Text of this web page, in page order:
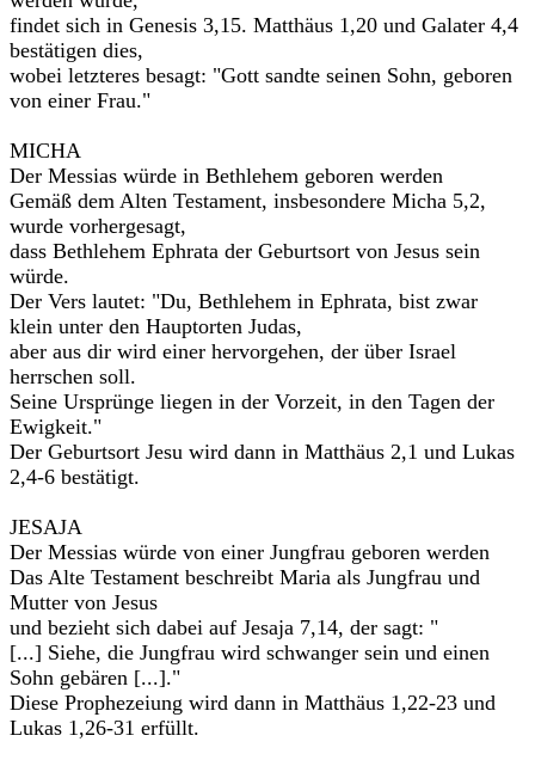
findet sich in Genesis 3,15. Matthäus 1,20 und Galater 4,4
bestätigen dies,
wobei letzteres besagt: "Gott sandte seinen Sohn, geboren
von einer Frau."
MICHA
Der Messias würde in Bethlehem geboren werden
Gemäß dem Alten Testament, insbesondere Micha 5,2,
wurde vorhergesagt,
dass Bethlehem Ephrata der Geburtsort von Jesus sein
würde.
Der Vers lautet: "Du, Bethlehem in Ephrata, bist zwar
klein unter den Hauptorten Judas,
aber aus dir wird einer hervorgehen, der über Israel
herrschen soll.
Seine Ursprünge liegen in der Vorzeit, in den Tagen der
Ewigkeit."
Der Geburtsort Jesu wird dann in Matthäus 2,1 und Lukas
2,4-6 bestätigt.
JESAJA
Der Messias würde von einer Jungfrau geboren werden
Das Alte Testament beschreibt Maria als Jungfrau und
Mutter von Jesus
und bezieht sich dabei auf Jesaja 7,14, der sagt: "
[...] Siehe, die Jungfrau wird schwanger sein und einen
Sohn gebären [...]."
Diese Prophezeiung wird dann in Matthäus 1,22-23 und
Lukas 1,26-31 erfüllt.